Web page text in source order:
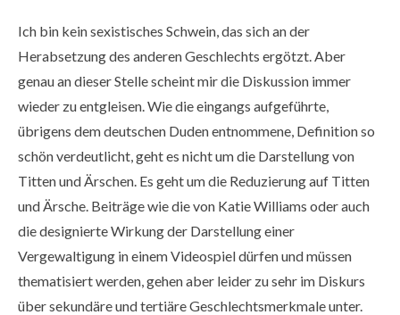
Ich bin kein sexistisches Schwein, das sich an der
Herabsetzung des anderen Geschlechts ergötzt. Aber
genau an dieser Stelle scheint mir die Diskussion immer
wieder zu entgleisen. Wie die eingangs aufgeführte,
übrigens dem deutschen Duden entnommene, Definition so
schön verdeutlicht, geht es nicht um die Darstellung von
Titten und Ärschen. Es geht um die Reduzierung auf Titten
und Ärsche. Beiträge wie die von Katie Williams oder auch
die designierte Wirkung der Darstellung einer
Vergewaltigung in einem Videospiel dürfen und müssen
thematisiert werden, gehen aber leider zu sehr im Diskurs
über sekundäre und tertiäre Geschlechtsmerkmale unter.